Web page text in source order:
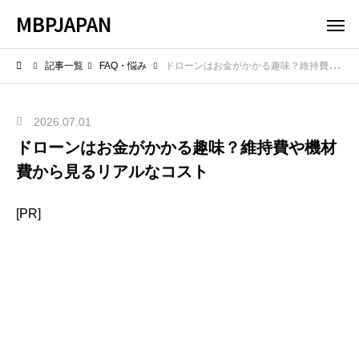
MBPJAPAN
記事一覧 FAQ・悩み ドローンはお金がかかる趣味？維持費や機材費から見るリアルなコスト
2026.07.01
ドローンはお金がかかる趣味？維持費や機材
費から見るリアルなコスト
[PR]